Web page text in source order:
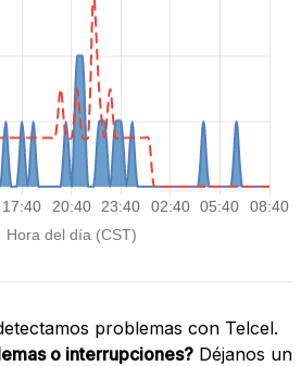
problemas con Telcel.
o interrupciones? Déjanos un